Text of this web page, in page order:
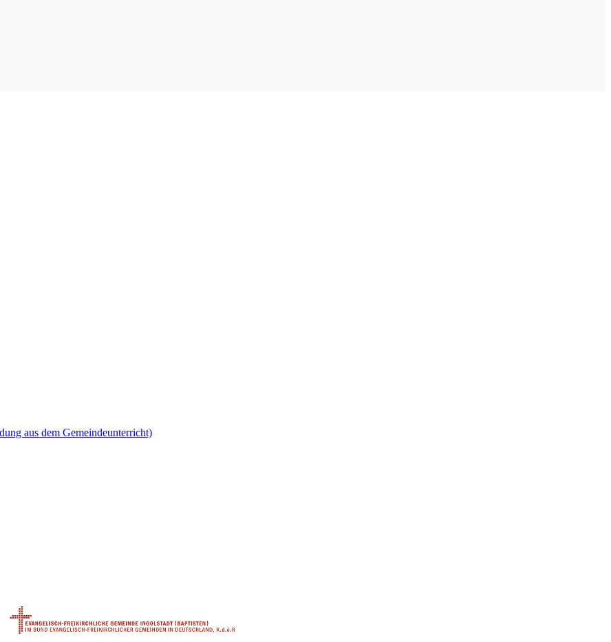
aus dem Gemeindeunterricht)